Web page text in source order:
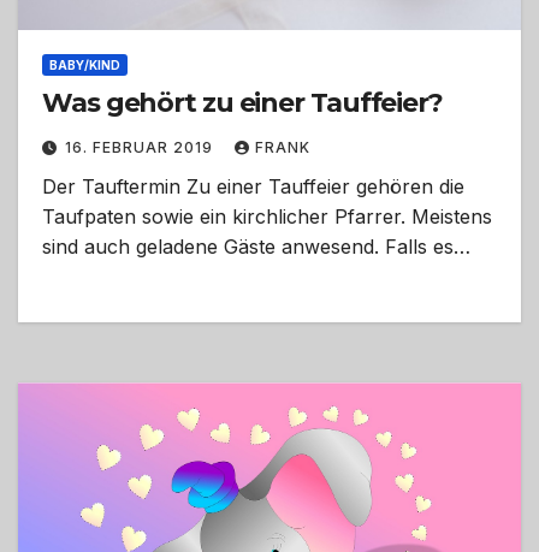
BABY/KIND
Was gehört zu einer Tauffeier?
16. FEBRUAR 2019 FRANK
Der Tauftermin Zu einer Tauffeier gehören die
Taufpaten sowie ein kirchlicher Pfarrer. Meistens
sind auch geladene Gäste anwesend. Falls es…